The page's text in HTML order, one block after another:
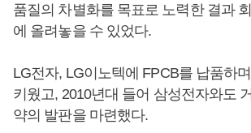
품질의 차별화를 목표로 노력한 결과
에 올려놓을 수 있었다.
LG전자, LG이노텍에 FPCB를 납품하
키웠고, 2010년대 들어 삼성전자와도
약의 발판을 마련했다.